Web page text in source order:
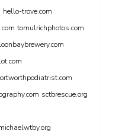
hello-trove.com
tomulrichphotos.com
sctbrescue.org